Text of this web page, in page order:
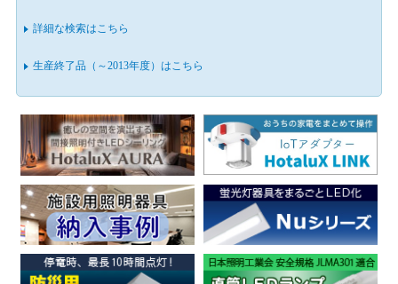
詳細な検索はこちら
生産終了品（～2013年度）はこちら